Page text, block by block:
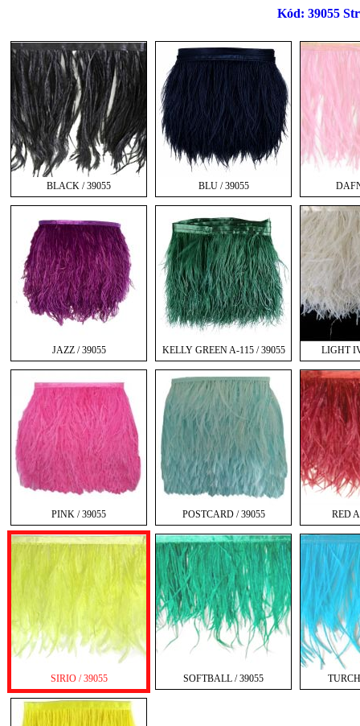
Kód: 39055
BLACK / 39055 BLU / 39055
JAZZ / 39055 KELLY GREEN A-115 / 39055 LIGHT
PINK / 39055 POSTCARD / 39055 RED
SIRIO / 39055 SOFTBALL / 39055